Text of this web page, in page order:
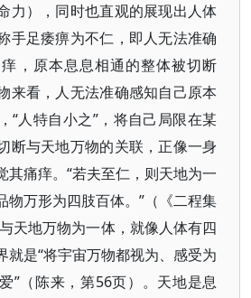
力），同时也直观的展现出人体
手足痿痹为不仁，即人无法准确
，原本息息相通的整体被切断
来看，人无法准确感知自己原本
“人特自小之”，将自己局限在某
断与天地万物的关联，正像一身
其痛痒。“若夫至仁，则天地为一
物万形为四肢百体。”（《二程集
天地万物为一体，就像人体有四
就是“将宇宙万物都视为、感受为
”（陈来，第56页）。天地是息